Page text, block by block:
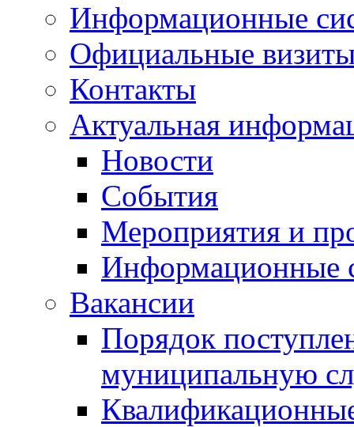
Информационные
Официальные
Контакты
Актуальная
Новости
События
Мероприятия и
Информационные
Вакансии
Порядок
муниципальную